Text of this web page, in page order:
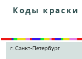
Коды краски
г. Санкт-Петербург